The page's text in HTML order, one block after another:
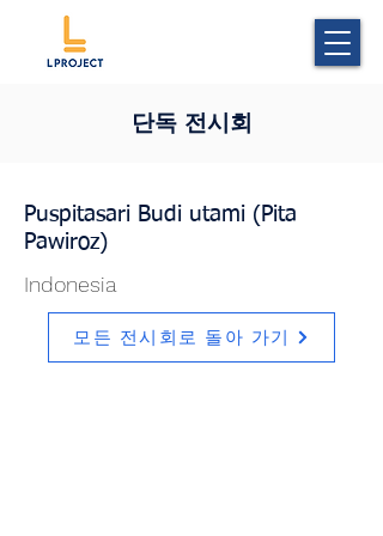
단독 전시회
Puspitasari Budi utami (Pita
Pawiroz)
Indonesia
모든 전시회로 돌아 가기